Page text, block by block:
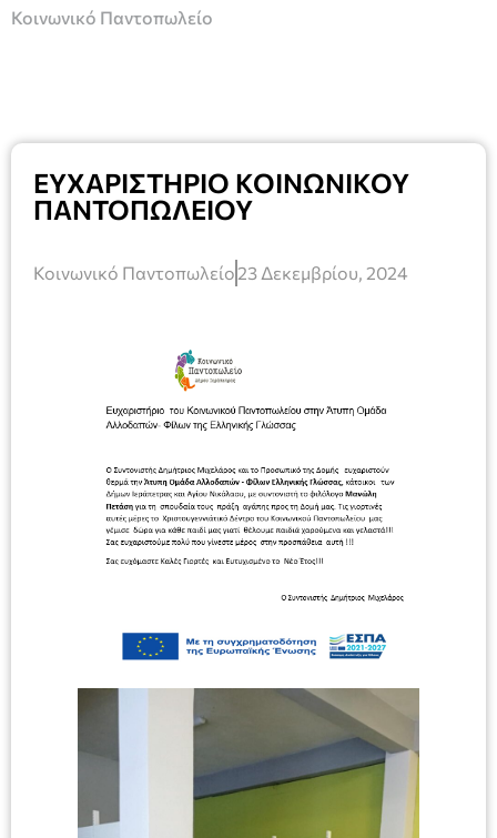
Κοινωνικό Παντοπωλείο
ΕΥΧΑΡΙΣΤΗΡΙΟ ΚΟΙΝΩΝΙΚΟΥ
ΠΑΝΤΟΠΩΛΕΙΟΥ
Κοινωνικό Παντοπωλείο 23 Δεκεμβρίου, 2024